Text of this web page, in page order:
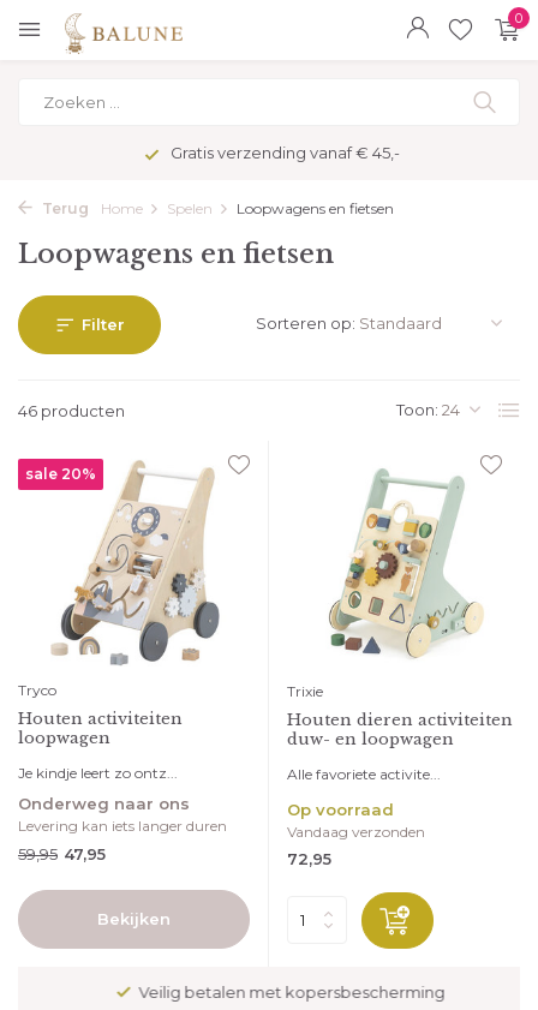
0
Veilig betalen met kopersbescherming
Terug Home Spelen Loopwagens en fietsen
Loopwagens en fietsen
Filter
46 producten Toon:
Sorteren op:
sale 20%
Tryco
Houten activiteiten
loopwagen
Je kindje leert zo ontz...
Onderweg naar ons
Levering kan iets langer duren
59,95 47,95
Bekijken
Trixie
Houten dieren activiteiten
duw- en loopwagen
Alle favoriete activite...
Op voorraad
Vandaag verzonden
72,95
Veilig betalen met kopersbescherming